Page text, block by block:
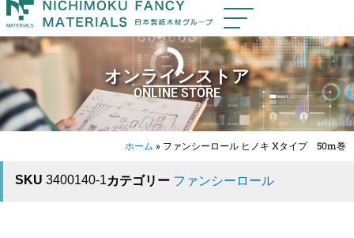
オンラインストア
ONLINE STORE
ホーム » ファンシーロール ヒノキ Xタイプ 50m巻
SKU 3400140-1カテゴリー ファンシーロール